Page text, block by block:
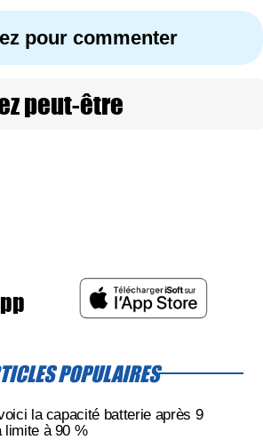
pour commenter
peut-être
POPULAIRES
la capacité batterie après 9
limite à 90 %